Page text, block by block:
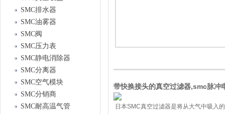
SMC排水器
SMC油雾器
SMC阀
SMC压力表
SMC静电消除器
SMC分离器
SMC空气模块
SMC分销商
SMC耐高温气管
带快换接头的真空过滤器,smc脉
日本SMC真空过滤器是将从大气中吸入